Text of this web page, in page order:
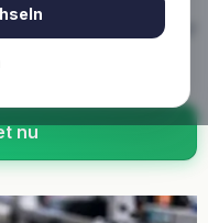
af farvede garner
nu